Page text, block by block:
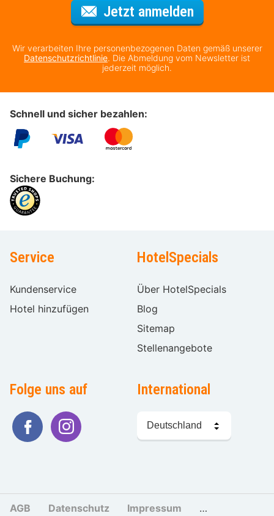
Jetzt anmeldenFür den
Wir verarbeiten Ihre personenbezogenen Daten gemäß unserer
Datenschutzrichtlinie. Die Abmeldung vom Newsletter ist
jederzeit möglich.
Schnell und sicher bezahlen:
Sichere Buchung:
Service
Kundenservice
Hotel hinzufügen
HotelSpecials
Über HotelSpecials
Blog
Sitemap
Stellenangebote
Folge uns auf International
wählen
AGB Datenschutz Impressum Cookies und